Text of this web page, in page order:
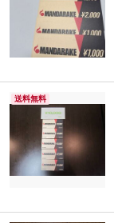
送料無料